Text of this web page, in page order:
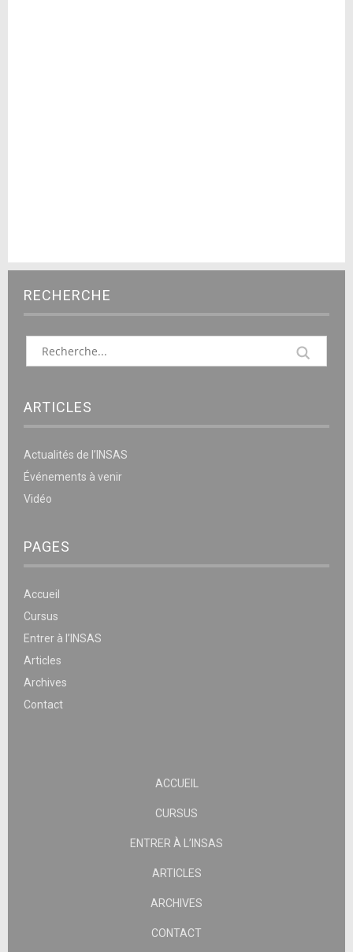
RECHERCHE
ARTICLES
Actualités de l’INSAS
Événements à venir
Vidéo
PAGES
Accueil
Cursus
Entrer à l’INSAS
Articles
Archives
Contact
ACCUEIL
CURSUS
ENTRER À L’INSAS
ARTICLES
ARCHIVES
CONTACT